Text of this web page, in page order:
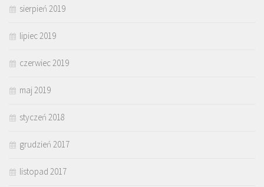
sierpień 2019
lipiec 2019
czerwiec 2019
maj 2019
styczeń 2018
grudzień 2017
listopad 2017